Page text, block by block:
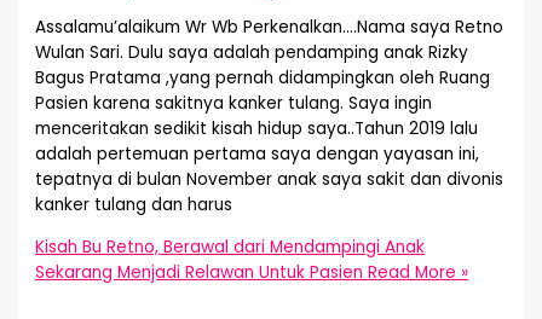
Assalamu’alaikum Wr Wb Perkenalkan….Nama saya Retno
Wulan Sari. Dulu saya adalah pendamping anak Rizky
Bagus Pratama ,yang pernah didampingkan oleh Ruang
Pasien karena sakitnya kanker tulang. Saya ingin
menceritakan sedikit kisah hidup saya..Tahun 2019 lalu
adalah pertemuan pertama saya dengan yayasan ini,
tepatnya di bulan November anak saya sakit dan divonis
kanker tulang dan harus
Kisah Bu Retno, Berawal dari Mendampingi Anak
Sekarang Menjadi Relawan Untuk Pasien Read More »